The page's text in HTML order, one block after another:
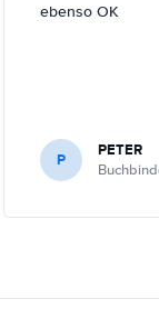
ebenso OK
P PETER